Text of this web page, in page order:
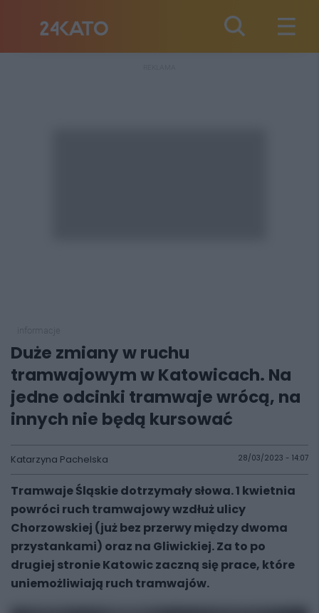
Duże zmiany w ruchu
tramwajowym w Katowicach. Na
jedne odcinki tramwaje wrócą, na
innych nie będą kursować
Katarzyna Pachelska 28/03/2023 - 14:07
Tramwaje Śląskie dotrzymały słowa. 1 kwietnia
powróci ruch tramwajowy wzdłuż ulicy
Chorzowskiej (już bez przerwy między dwoma
przystankami) oraz na Gliwickiej. Za to po
drugiej stronie Katowic zaczną się prace, które
uniemożliwiają ruch tramwajów.